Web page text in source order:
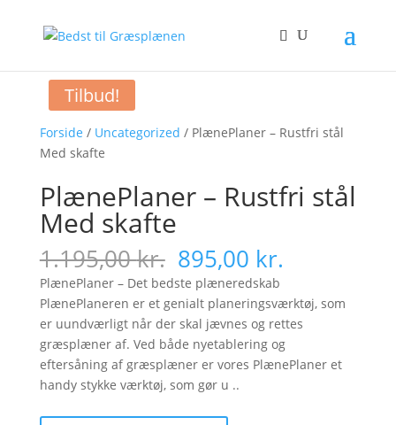
Forside / Uncategorized / PlænePlaner – Rustfri stål
Med skafte
Tilbud!
PlænePlaner – Rustfri stål
Med skafte
1.195,00kr. Original
price
was:
1.195,00 kr..
895,00 kr.
is:
895,00 kr..
PlænePlaner – Det bedste plæneredskab
PlænePlaneren er et genialt planeringsværktøj, som
er uundværligt når der skal jævnes og rettes
græsplæner af. Ved både nyetablering og
eftersåning af græsplæner er vores PlænePlaner et
handy stykke værktøj, som gør u ..